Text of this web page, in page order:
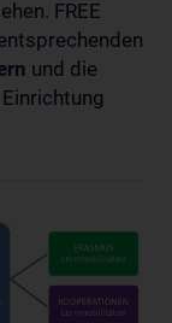
FREE
und die